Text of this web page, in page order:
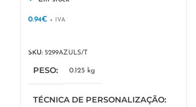
0.94€ + IVA
SKU: 5299AZULS/T
PESO 0.125 kg
TÉCNICA DE PERSONALIZAÇÃO